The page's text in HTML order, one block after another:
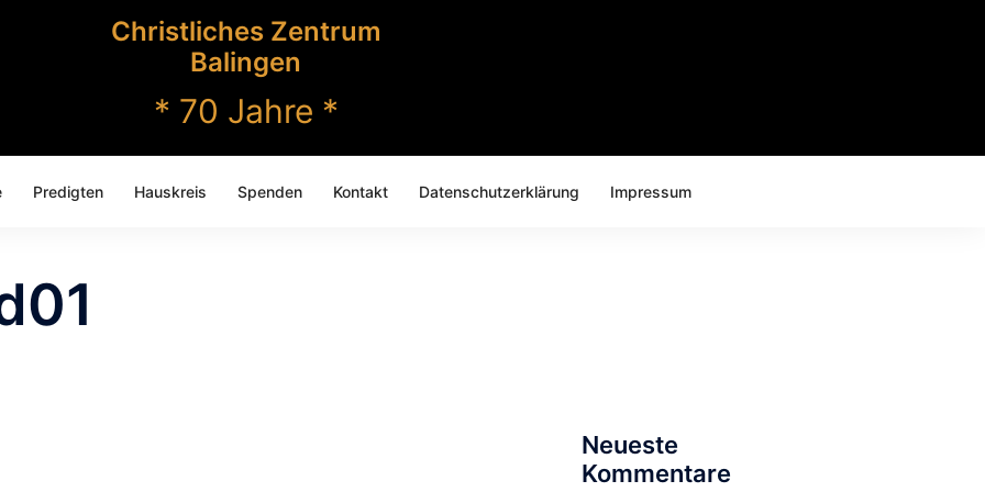
Christliches Zentrum
Balingen
* 70 Jahre *
Predigten Hauskreis Spenden Kontakt Datenschutzerklärung Impressum
Neueste
Kommentare